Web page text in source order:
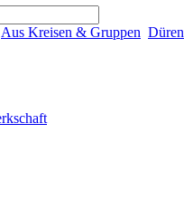
Aus Kreisen & Gruppen Düren